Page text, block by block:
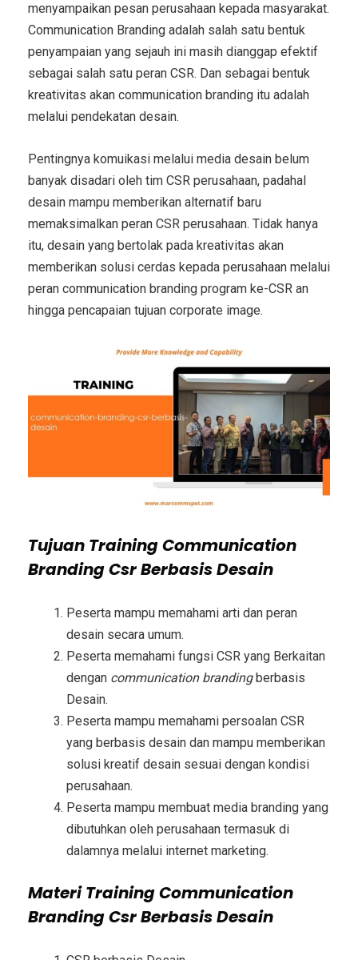
menyampaikan pesan perusahaan kepada masyarakat.
Communication Branding adalah salah satu bentuk
penyampaian yang sejauh ini masih dianggap efektif
sebagai salah satu peran CSR. Dan sebagai bentuk
kreativitas akan communication branding itu adalah
melalui pendekatan desain.
Pentingnya komuikasi melalui media desain belum
banyak disadari oleh tim CSR perusahaan, padahal
desain mampu memberikan alternatif baru
memaksimalkan peran CSR perusahaan. Tidak hanya
itu, desain yang bertolak pada kreativitas akan
memberikan solusi cerdas kepada perusahaan melalui
peran communication branding program ke-CSR an
hingga pencapaian tujuan corporate image.
Tujuan Training Communication
Branding Csr Berbasis Desain
Peserta mampu memahami arti dan peran
desain secara umum.
Peserta memahami fungsi CSR yang Berkaitan
dengan communication brandingberbasis
Desain.
Peserta mampu memahami persoalan CSR
yang berbasis desain dan mampu memberikan
solusi kreatif desain sesuai dengan kondisi
perusahaan.
Peserta mampu membuat media branding yang
dibutuhkan oleh perusahaan termasuk di
dalamnya melalui internet marketing.
MateriTraining Communication
Branding Csr Berbasis Desain